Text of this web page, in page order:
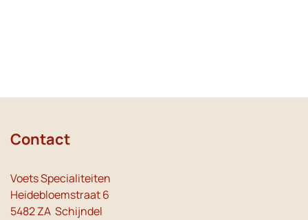
Contact
Voets Specialiteiten
Heidebloemstraat 6
5482 ZA Schijndel